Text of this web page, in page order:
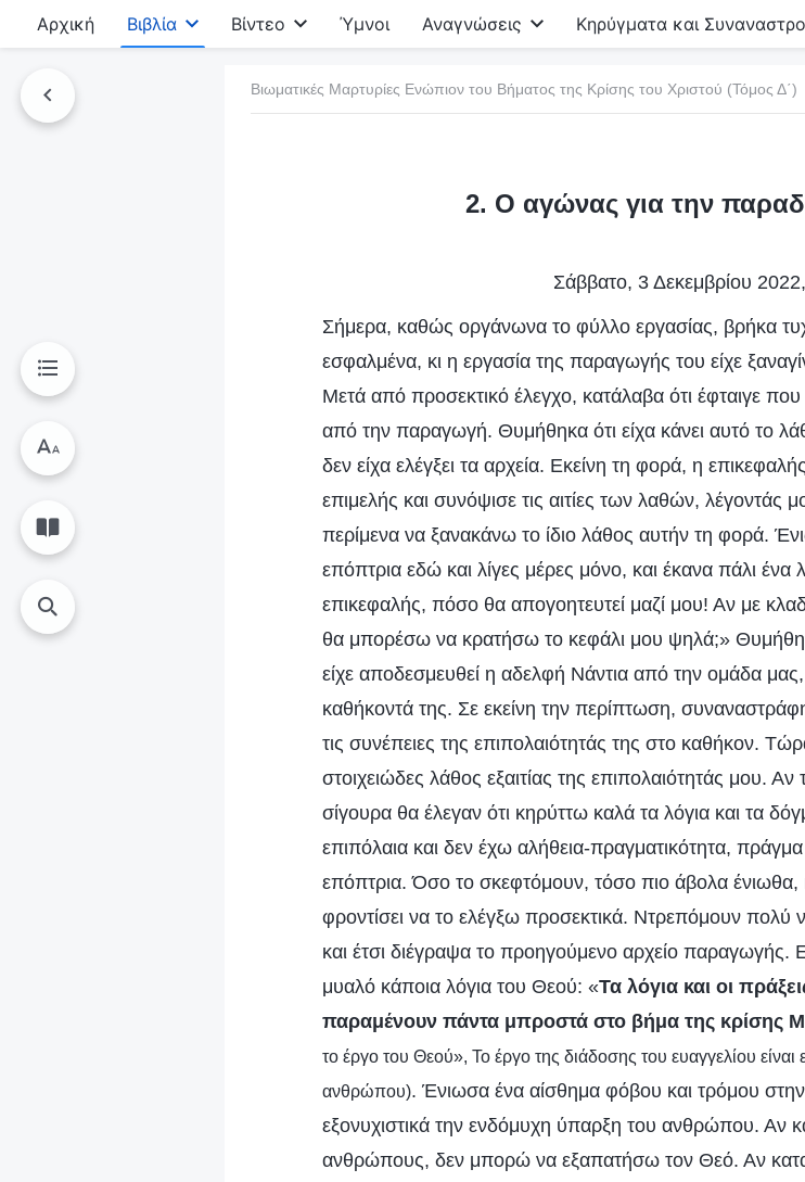
Αρχική Βιβλία Βίντεο Ύμνοι Αναγνώσεις Κηρύγματα και
Βιωματικές Μαρτυρίες Ενώπιον του Βήματος της Κρίσης του Χριστού (Τόμος Δ΄)
2. Ο αγώνας για την
Σάββατο, 3 Δεκεμβρίου
Σήμερα, καθώς οργάνωνα το φύλλο εργασίας, βρήκα
εσφαλμένα, κι η εργασία της παραγωγής του είχε
Μετά από προσεκτικό έλεγχο, κατάλαβα ότι έφταιγε που
από την παραγωγή. Θυμήθηκα ότι είχα κάνει αυτό το
δεν είχα ελέγξει τα αρχεία. Εκείνη τη φορά, η
επιμελής και συνόψισε τις αιτίες των λαθών,
περίμενα να ξανακάνω το ίδιο λάθος αυτήν τη φορά.
επόπτρια εδώ και λίγες μέρες μόνο, και έκανα πάλι ένα
επικεφαλής, πόσο θα απογοητευτεί μαζί μου! Αν με
θα μπορέσω να κρατήσω το κεφάλι μου ψηλά;»
είχε αποδεσμευθεί η αδελφή Νάντια από την ομάδα
καθήκοντά της. Σε εκείνη την περίπτωση,
τις συνέπειες της επιπολαιότητάς της στο καθήκον.
στοιχειώδες λάθος εξαιτίας της επιπολαιότητάς μου.
σίγουρα θα έλεγαν ότι κηρύττω καλά τα λόγια και τα
επιπόλαια και δεν έχω αλήθεια-πραγματικότητα,
επόπτρια. Όσο το σκεφτόμουν, τόσο πιο άβολα ένιωθα,
φροντίσει να το ελέγξω προσεκτικά. Ντρεπόμουν
και έτσι διέγραψα το προηγούμενο αρχείο παραγωγής.
μυαλό κάποια λόγια του Θεού: «Τα λόγια και οι
παραμένουν πάντα μπροστά στο βήμα της κρίσης
το έργο του Θεού», Το έργο της διάδοσης του ευαγγελίου
ανθρώπου). Ένιωσα ένα αίσθημα φόβου και τρόμου
εξονυχιστικά την ενδόμυχη ύπαρξη του ανθρώπου.
ανθρώπους, δεν μπορώ να εξαπατήσω τον Θεό. Αν